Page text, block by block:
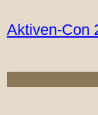
Aktiven-Con